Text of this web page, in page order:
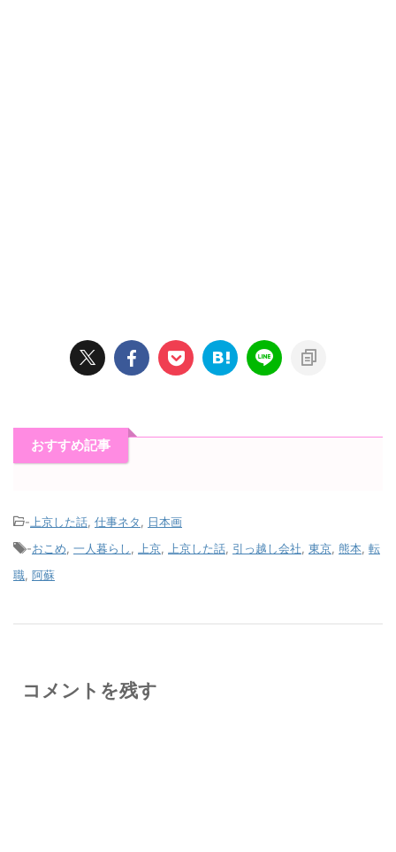
おすすめ記事
- 上京した話 仕事ネタ
日本画
-おこめ 一人暮らし 上京 上京した話 引っ越し会社 東京 熊本 転
職 阿蘇
コメントを残す